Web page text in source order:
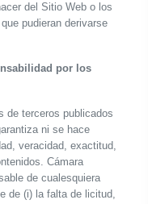
del Sitio Web o los
pudieran derivarse
por los
de terceros publicados
ni se hace
veracidad, exactitud,
Cámara
de cualesquiera
de (i) la falta de licitud,